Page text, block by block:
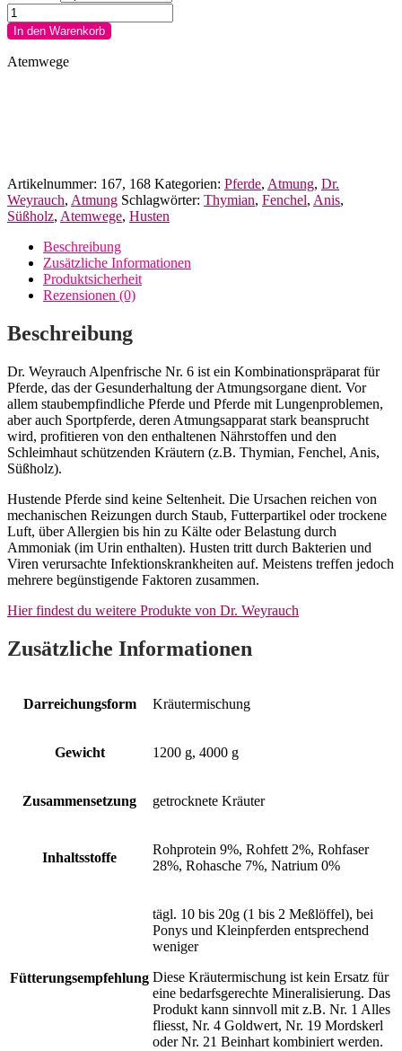
Dr.
Weyrauch
Alpenfrische
Nr.
In den Warenkorb
Atemwege
Artikelnummer: 167, 168 Kategorien: Pferde, Atmung, Dr.
Weyrauch, Atmung Schlagwörter: Thymian, Fenchel, Anis,
Süßholz, Atemwege, Husten
Beschreibung
Zusätzliche Informationen
Produktsicherheit
Rezensionen (0)
Beschreibung
Dr. Weyrauch Alpenfrische Nr. 6 ist ein Kombinationspräparat für
Pferde, das der Gesunderhaltung der Atmungsorgane dient. Vor
allem staubempfindliche Pferde und Pferde mit Lungenproblemen,
aber auch Sportpferde, deren Atmungsapparat stark beansprucht
wird, profitieren von den enthaltenen Nährstoffen und den
Schleimhaut schützenden Kräutern (z.B. Thymian, Fenchel, Anis,
Süßholz).
Hustende Pferde sind keine Seltenheit. Die Ursachen reichen von
mechanischen Reizungen durch Staub, Futterpartikel oder trockene
Luft, über Allergien bis hin zu Kälte oder Belastung durch
Ammoniak (im Urin enthalten). Husten tritt durch Bakterien und
Viren verursachte Infektionskrankheiten auf. Meistens treffen jedoch
mehrere begünstigende Faktoren zusammen.
Hier findest du weitere Produkte von Dr. Weyrauch
Zusätzliche Informationen
Darreichungsform Kräutermischung
Gewicht 1200 g, 4000 g
Zusammensetzung getrocknete Kräuter
Inhaltsstoffe
Rohprotein 9%, Rohfett 2%, Rohfaser
28%, Rohasche 7%, Natrium 0%
Fütterungsempfehlung
tägl. 10 bis 20g (1 bis 2 Meßlöffel), bei
Ponys und Kleinpferden entsprechend
weniger
Diese Kräutermischung ist kein Ersatz für
eine bedarfsgerechte Mineralisierung. Das
Produkt kann sinnvoll mit z.B. Nr. 1 Alles
fliesst, Nr. 4 Goldwert, Nr. 19 Mordskerl
oder Nr. 21 Beinhart kombiniert werden.